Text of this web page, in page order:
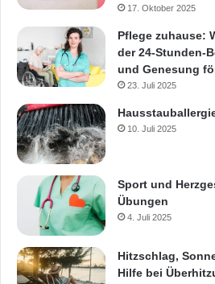
17. Oktober 2025
Pflege zuhause:
der 24-Stunden-
und Genesung
23. Juli 2025
10. Juli 2025
Sport und
Übungen
4. Juli 2025
Hitzschlag,
Hilfe bei